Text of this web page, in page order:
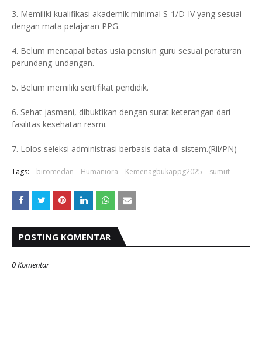
3. Memiliki kualifikasi akademik minimal S-1/D-IV yang sesuai
dengan mata pelajaran PPG.
4. Belum mencapai batas usia pensiun guru sesuai peraturan
perundang-undangan.
5. Belum memiliki sertifikat pendidik.
6. Sehat jasmani, dibuktikan dengan surat keterangan dari
fasilitas kesehatan resmi.
7. Lolos seleksi administrasi berbasis data di sistem.(Ril/PN)
Tags: biromedan Humaniora Kemenagbukappg2025 sumut
POSTING KOMENTAR
0 Komentar